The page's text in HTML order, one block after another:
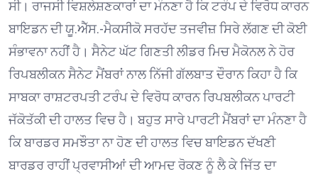
ਸੀ। ਰਾਜਸੀ ਵਿਸ਼ਲੇਸ਼ਣਕਾਰਾਂ ਦਾ ਮੰਨਣਾ ਹੈ ਕਿ ਟਰੰਪ ਦੇ ਵਿਰੋਧ ਕਾਰਨ
ਬਾਇਡਨ ਦੀ ਯੂ.ਐੱਸ.-ਮੈਕਸੀਕੋ ਸਰਹੱਦ ਤਜਵੀਜ਼ ਸਿਰੇ ਲੱਗਣ ਦੀ ਕੋਈ
ਸੰਭਾਵਨਾ ਨਹੀਂ ਹੈ। ਸੈਨੇਟ ਘੱਟ ਗਿਣਤੀ ਲੀਡਰ ਮਿਚ ਮੈਕੋਨਲ ਨੇ ਹੋਰ
ਰਿਪਬਲੀਕਨ ਸੈਨੇਟ ਮੈਂਬਰਾਂ ਨਾਲ ਨਿੱਜੀ ਗੱਲਬਾਤ ਦੌਰਾਨ ਕਿਹਾ ਹੈ ਕਿ
ਸਾਬਕਾ ਰਾਸ਼ਟਰਪਤੀ ਟਰੰਪ ਦੇ ਵਿਰੋਧ ਕਾਰਨ ਰਿਪਬਲੀਕਨ ਪਾਰਟੀ
ਜੱਕੋਤੱਕੀ ਦੀ ਹਾਲਤ ਵਿਚ ਹੈ। ਬਹੁਤ ਸਾਰੇ ਪਾਰਟੀ ਮੈਂਬਰਾਂ ਦਾ ਮੰਨਣਾ ਹੈ
ਕਿ ਬਾਰਡਰ ਸਮਝੌਤਾ ਨਾ ਹੋਣ ਦੀ ਹਾਲਤ ਵਿਚ ਬਾਇਡਨ ਦੱਖਣੀ
ਬਾਰਡਰ ਰਾਹੀਂ ਪ੍ਰਵਾਸੀਆਂ ਦੀ ਆਮਦ ਰੋਕਣ ਨੂੰ ਲੈ ਕੇ ਜਿੱਤ ਦਾ